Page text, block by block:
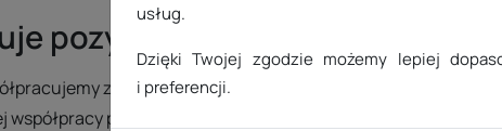
pozycjonowanie sklepu
ze sprawdzoną agencją SEO. Dzięki temu nie
współpracy proponujemy Ci gotowe pakiety usług dla
usług.
Dzięki Twojej zgodzie możemy lepiej
i preferencji.